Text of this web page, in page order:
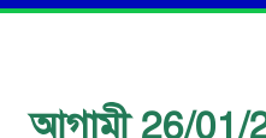
আগামী 26/01/